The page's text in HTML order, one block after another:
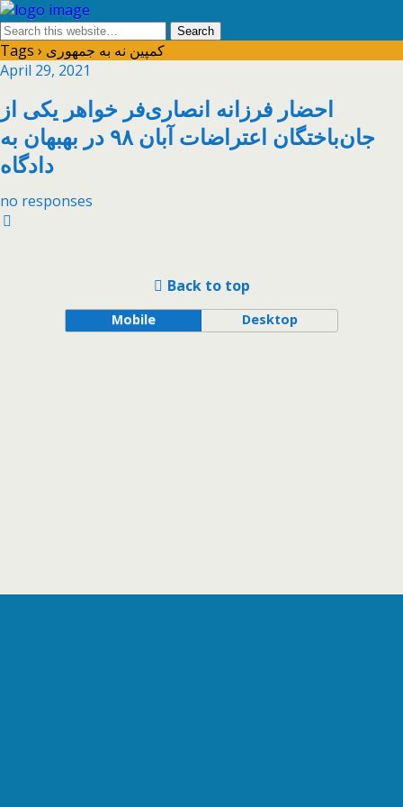
Tags › کمپین نه به جمهوری
April 29, 2021
احضار فرزانه انصاری‌فر خواهر یکی از
جان‌باختگان اعتراضات آبان ۹۸ در بهبهان به
دادگاه
no responses
Back to top
Mobile Desktop